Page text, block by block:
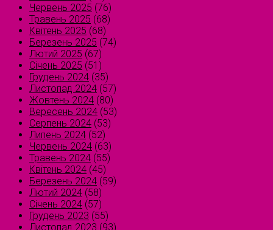
Червень 2025 (76)
Травень 2025 (68)
Квітень 2025 (68)
Березень 2025 (74)
Лютий 2025 (67)
Січень 2025 (51)
Грудень 2024 (35)
Листопад 2024 (57)
Жовтень 2024 (80)
Вересень 2024 (53)
Серпень 2024 (53)
Липень 2024 (52)
Червень 2024 (63)
Травень 2024 (55)
Квітень 2024 (45)
Березень 2024 (59)
Лютий 2024 (58)
Січень 2024 (57)
Грудень 2023 (55)
Листопад 2023 (93)